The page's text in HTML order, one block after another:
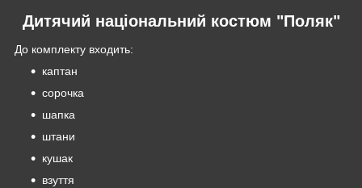
Дитячий національний костюм "Поляк"
До комплекту входить:
каптан
сорочка
шапка
штани
кушак
взуття